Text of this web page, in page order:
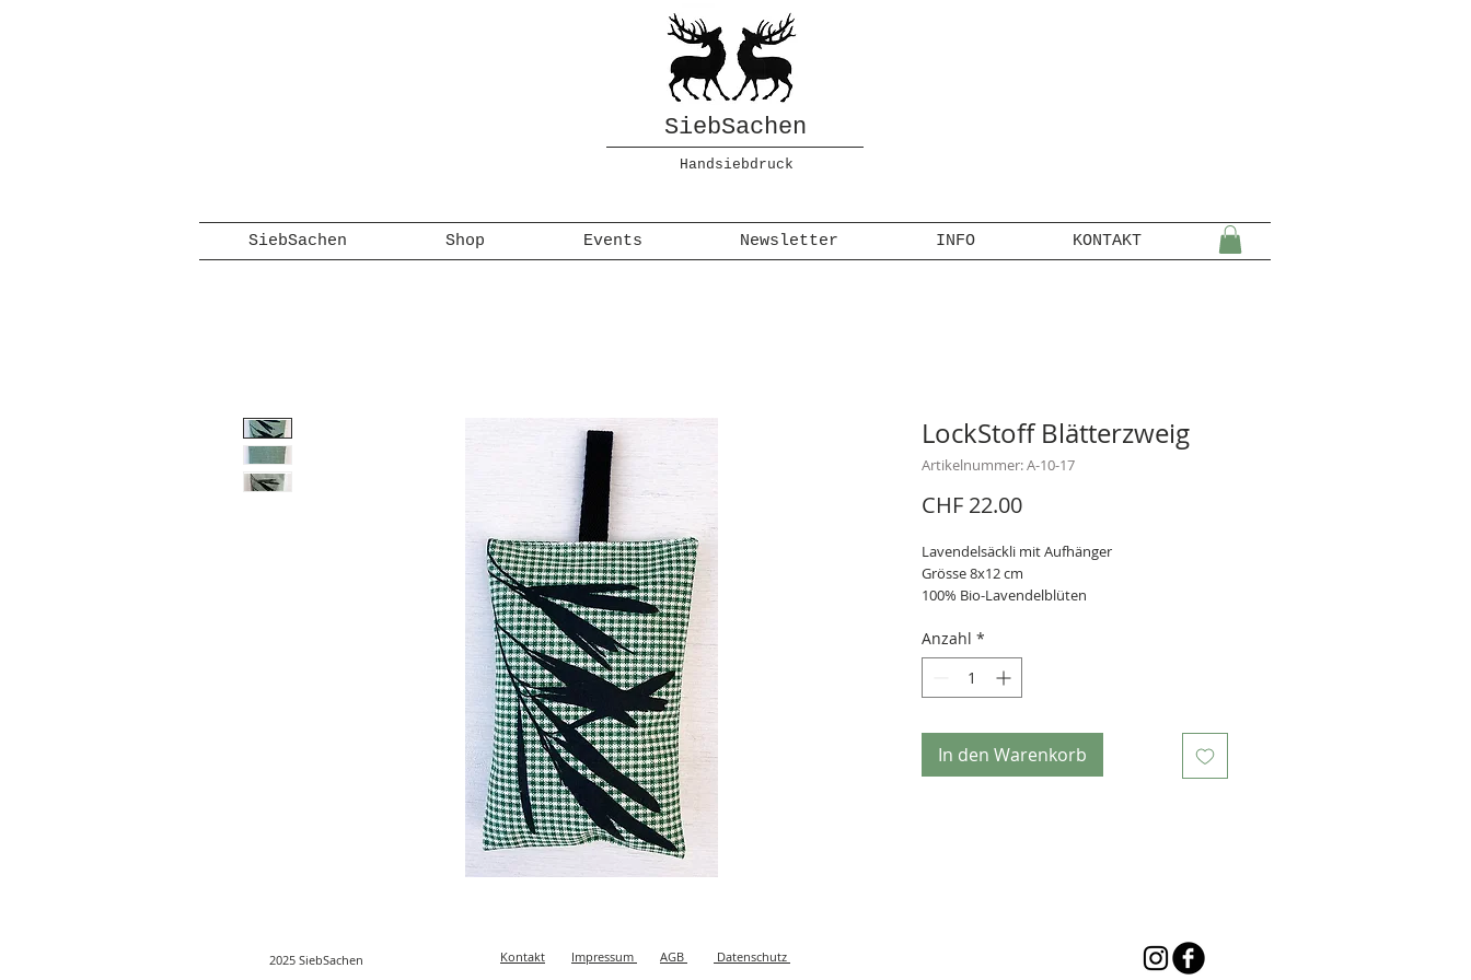
SiebSachen
Handsiebdruck
SiebSachen Shop Events Newsletter INFO KONTAKT
LockStoff Blätterzweig
Artikelnummer: A-10-17
CHF 22.00Preis
Lavendelsäckli mit Aufhänger
Grösse 8x12 cm
100% Bio-Lavendelblüten
Anzahl *
In den Warenkorb
2025 SiebSachen Kontakt Impressum AGB Datenschutz